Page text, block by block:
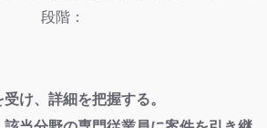
段階：
け、詳細を把握する。